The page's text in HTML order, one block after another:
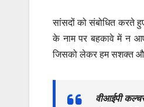
सांसदों को संबोधित करते
के नाम पर बहकावे में न
जिसको लेकर हम सशक्त
वीआईपी